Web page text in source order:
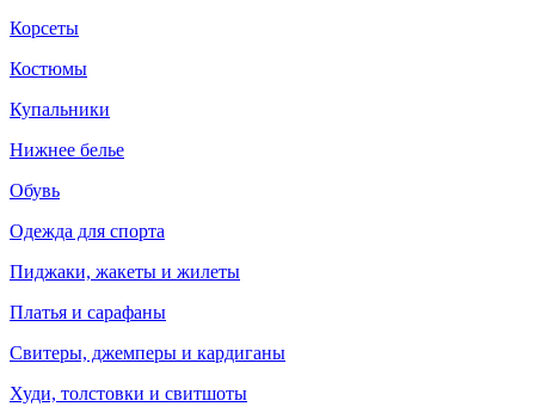
Корсеты
Костюмы
Купальники
Нижнее белье
Обувь
Одежда для спорта
Пиджаки, жакеты и жилеты
Платья и сарафаны
Свитеры, джемперы и кардиганы
Худи, толстовки и свитшоты